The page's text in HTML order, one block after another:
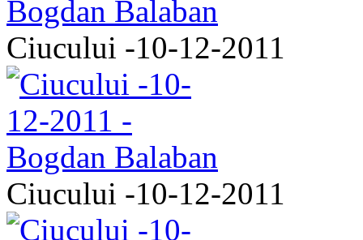
Ciucului -10-12-2011
Ciucului -10-12-2011